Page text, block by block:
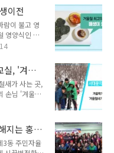
청양고추 1
라들다가 집
고 가습기
~^^ 솔방울
에서 주워온
면 더욱 좋아
수 있도록
이전
람이 불고 영
영양식인 매
맛있는시
부미용 : 비
다. 2.골다공
공증과 어린
4.변비 : 알긴
소 : 무기질
450그램
실, '겨울
새가 사는 곳,
손님 '겨울철
새들과 한강
울철새가 사
수도권일
의 환경입니
지는 홍제
3동 주민자율